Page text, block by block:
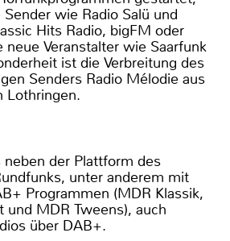
wie Radio Salü und
Hits Radio, bigFM oder
neue Veranstalter wie Saarfunk
ist die Verbreitung des
Senders Radio Mélodie aus
Lothringen.
neben der Plattform des
unter anderem mit
Programmen (MDR Klassik,
und MDR Tweens), auch
über DAB+.